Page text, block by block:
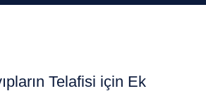
Telafisi için Ek